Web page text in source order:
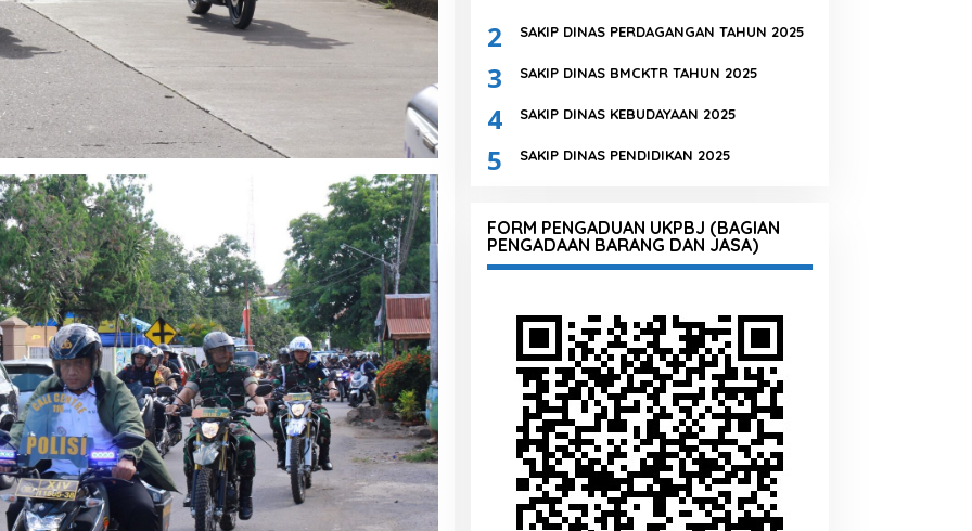
2 SAKIP DINAS PERDAGANGAN TAHUN 2025
3 SAKIP DINAS BMCKTR TAHUN 2025
4 SAKIP DINAS KEBUDAYAAN 2025
5 SAKIP DINAS PENDIDIKAN 2025
FORM PENGADUAN UKPBJ (BAGIAN
PENGADAAN BARANG DAN JASA)